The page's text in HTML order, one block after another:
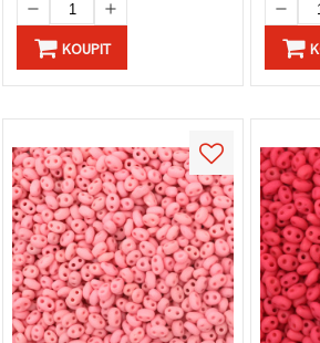
KOUPIT